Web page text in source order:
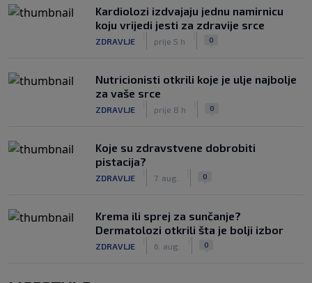
Kardiolozi izdvajaju jednu namirnicu
koju vrijedi jesti za zdravije srce
ZDRAVLJE prije 5 h 0
Nutricionisti otkrili koje je ulje najbolje
za vaše srce
ZDRAVLJE prije 8 h 0
Koje su zdravstvene dobrobiti
pistacija?
ZDRAVLJE 7. aug. 0
Krema ili sprej za sunčanje?
Dermatolozi otkrili šta je bolji izbor
ZDRAVLJE 6. aug. 0